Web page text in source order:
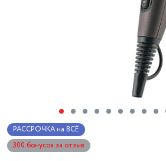
РАССРОЧКА на ВСЁ
300 бонусов за отзыв